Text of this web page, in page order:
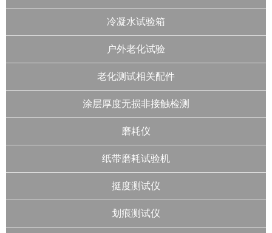
冷凝水试验箱
户外老化试验
老化测试相关配件
涂层厚度无损非接触检测
磨耗仪
纸带磨耗试验机
挺度测试仪
划痕测试仪